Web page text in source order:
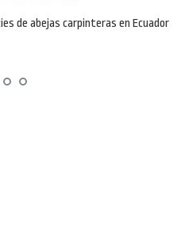
de abejas carpinteras en Ecuador